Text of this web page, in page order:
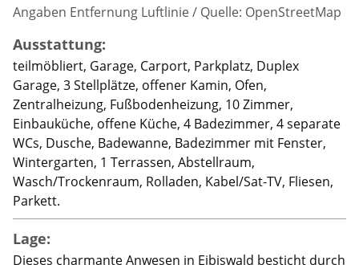
Angaben Entfernung Luftlinie / Quelle: OpenStreetMap
Ausstattung:
teilmöbliert, Garage, Carport, Parkplatz, Duplex
Garage, 3 Stellplätze, offener Kamin, Ofen,
Zentralheizung, Fußbodenheizung, 10 Zimmer,
Einbauküche, offene Küche, 4 Badezimmer, 4 separate
WCs, Dusche, Badewanne, Badezimmer mit Fenster,
Wintergarten, 1 Terrassen, Abstellraum,
Wasch/Trockenraum, Rolladen, Kabel/Sat-TV, Fliesen,
Parkett.
Lage:
Dieses charmante Anwesen in Eibiswald besticht durch